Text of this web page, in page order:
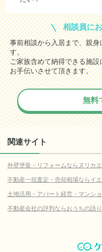
相談員に
事前相談から入居まで、親
す。
ご家族含めて納得できる施
お手伝いさせて頂きます。
無料
関連サイト
外壁塗装・リフォームならヌリカエ
不動産一括査定・売却相場ならイ
土地活用・アパート経営・マンシ
不動産会社の評判ならおうちの語